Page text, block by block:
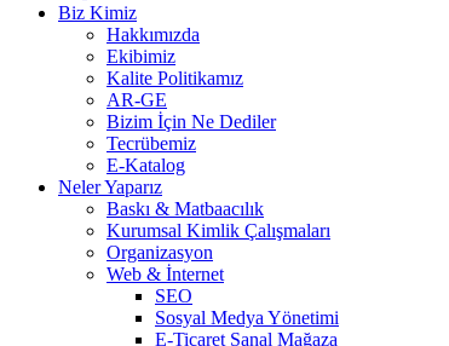
Biz Kimiz
Hakkımızda
Ekibimiz
Kalite Politikamız
AR-GE
Bizim İçin Ne Dediler
Tecrübemiz
E-Katalog
Neler Yaparız
Baskı & Matbaacılık
Kurumsal Kimlik Çalışmaları
Organizasyon
Web & İnternet
SEO
Sosyal Medya Yönetimi
E-Ticaret Sanal Mağaza